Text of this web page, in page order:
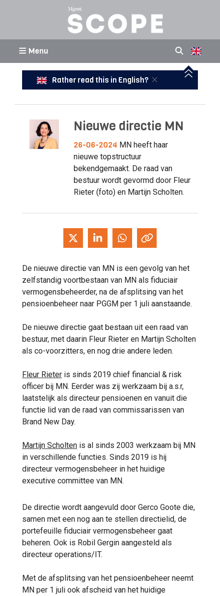
Menu
Rather read this in English?
Nieuwe directie MN
26-06-2024 MN heeft haar
nieuwe topstructuur
bekendgemaakt. De raad van
bestuur wordt gevormd door Fleur
Rieter (foto) en Martijn Scholten.
De nieuwe directie van MN is een gevolg van het
zelfstandig voortbestaan van MN als fiduciair
vermogensbeheerder, na de afsplitsing van het
pensioenbeheer naar PGGM per 1 juli aanstaande.
De nieuwe directie gaat bestaan uit een raad van
bestuur, met daarin Fleur Rieter en Martijn Scholten
als co-voorzitters, en nog drie andere leden.
Fleur Rieter is sinds 2019 chief financial & risk
officer bij MN. Eerder was zij werkzaam bij a.s.r,
laatstelijk als directeur pensioenen en vanuit die
functie lid van de raad van commissarissen van
Brand New Day.
Martijn Scholten is al sinds 2003 werkzaam bij MN
in verschillende functies. Sinds 2019 is hij
directeur vermogensbeheer in het huidige
executive committee van MN.
De directie wordt aangevuld door Gerco Goote die,
samen met een nog aan te stellen directielid, de
portefeuille fiduciair vermogensbeheer gaat
beheren. Ook is Robil Gergin aangesteld als
directeur operations/IT.
Met de afsplitsing van het pensioenbeheer neemt
MN per 1 juli ook afscheid van het huidige